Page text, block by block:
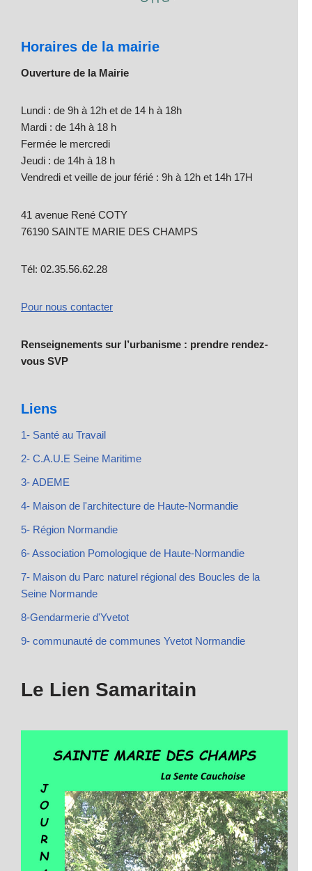
Horaires de la mairie
Ouverture de la Mairie
Lundi : de 9h à 12h et de 14 h à 18h
Mardi : de 14h à 18 h
Fermée le mercredi
Jeudi : de 14h à 18 h
Vendredi et veille de jour férié : 9h à 12h et 14h 17H
41 avenue René COTY
76190 SAINTE MARIE DES CHAMPS
Tél: 02.35.56.62.28
Pour nous contacter
Renseignements sur l’urbanisme : prendre rendez-
vous SVP
Liens
1- Santé au Travail
2- C.A.U.E Seine Maritime
3- ADEME
4- Maison de l'architecture de Haute-Normandie
5- Région Normandie
6- Association Pomologique de Haute-Normandie
7- Maison du Parc naturel régional des Boucles de la
Seine Normande
8-Gendarmerie d'Yvetot
9- communauté de communes Yvetot Normandie
Le Lien Samaritain